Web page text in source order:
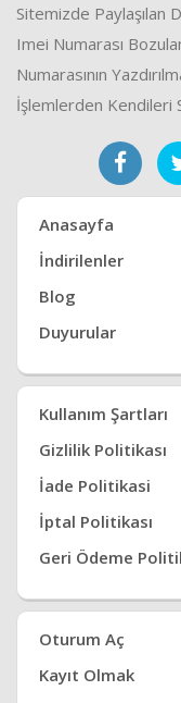
Sitemizde Paylaşılan
Imei Numarası
Numarasının
İşlemlerden Kendileri
Anasayfa
İndirilenler
Blog
Duyurular
Kullanım Şartları
Gizlilik Politikası
İade Politikasi
İptal Politikası
Geri Ödeme
Oturum Aç
Kayıt Olmak